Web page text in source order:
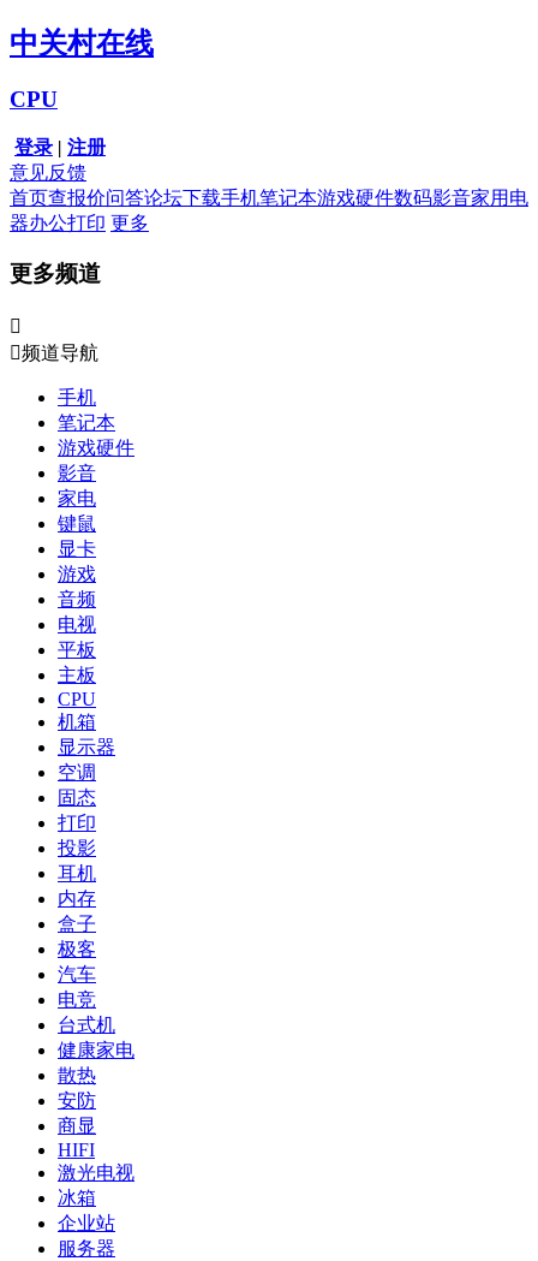
中关村在线
CPU
登录 | 注册
意见反馈
首页查报价问答论坛下载手机笔记本游戏硬件数码影音家用电
器办公打印 更多
更多频道

频道导航
手机
笔记本
游戏硬件
影音
家电
键鼠
显卡
游戏
音频
电视
平板
主板
CPU
机箱
显示器
空调
固态
打印
投影
耳机
内存
盒子
极客
汽车
电竞
台式机
健康家电
散热
安防
商显
HIFI
激光电视
冰箱
企业站
服务器